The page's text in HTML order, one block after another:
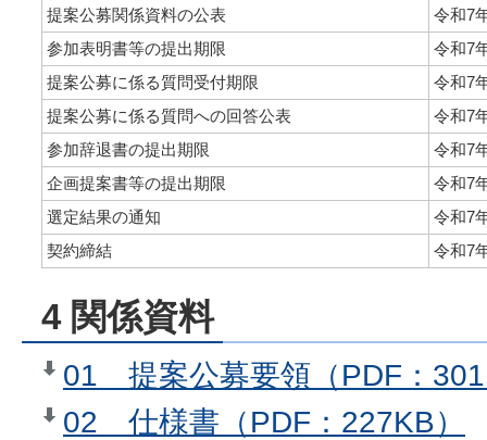
提案公募関係資料の公表
令和7
参加表明書等の提出期限
令和7
提案公募に係る質問受付期限
令和7
提案公募に係る質問への回答公表
令和7
参加辞退書の提出期限
令和7
企画提案書等の提出期限
令和7
選定結果の通知
令和7
契約締結
令和7
4 関係資料
01 提案公募要領（PDF：
02 仕様書（PDF：227KB）